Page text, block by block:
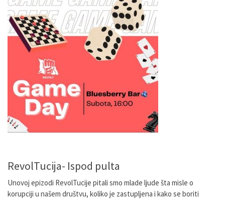
RevolTucija- Ispod pulta
Unovoj epizodi RevolTucije pitali smo mlade ljude šta misle o
korupciji u našem društvu, koliko je zastupljena i kako se boriti